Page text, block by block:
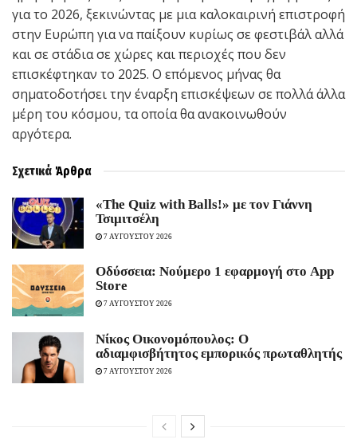
για το 2026, ξεκινώντας με μια καλοκαιρινή επιστροφή
στην Ευρώπη για να παίξουν κυρίως σε φεστιβάλ αλλά
και σε στάδια σε χώρες και περιοχές που δεν
επισκέφτηκαν το 2025. Ο επόμενος μήνας θα
σηματοδοτήσει την έναρξη επισκέψεων σε πολλά άλλα
μέρη του κόσμου, τα οποία θα ανακοινωθούν
αργότερα.
Σχετικά Άρθρα
«The Quiz with Balls!» με τον Γιάννη
Τσιμιτσέλη
7 ΑΥΓΟΥΣΤΟΥ 2026
Οδύσσεια: Νούμερο 1 εφαρμογή στο App
Store
7 ΑΥΓΟΥΣΤΟΥ 2026
Νίκος Οικονομόπουλος: Ο
αδιαμφισβήτητος εμπορικός πρωταθλητής
7 ΑΥΓΟΥΣΤΟΥ 2026